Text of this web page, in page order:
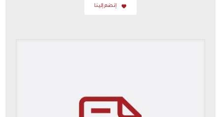
إنضم إلينا